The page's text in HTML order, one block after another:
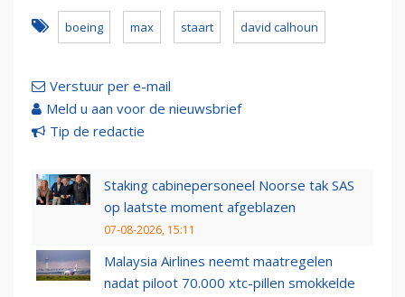
boeing max staart david calhoun
Verstuur per e-mail
Meld u aan voor de nieuwsbrief
Tip de redactie
Staking cabinepersoneel Noorse tak SAS
op laatste moment afgeblazen
07-08-2026, 15:11
Malaysia Airlines neemt maatregelen
nadat piloot 70.000 xtc-pillen smokkelde